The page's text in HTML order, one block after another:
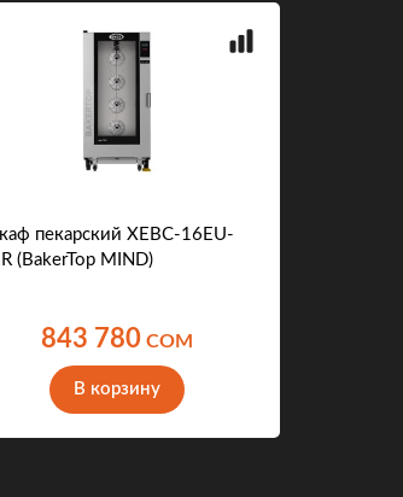
пекарский XEBC-16EU-
(BakerTop MIND)
843 780 COM
В корзину